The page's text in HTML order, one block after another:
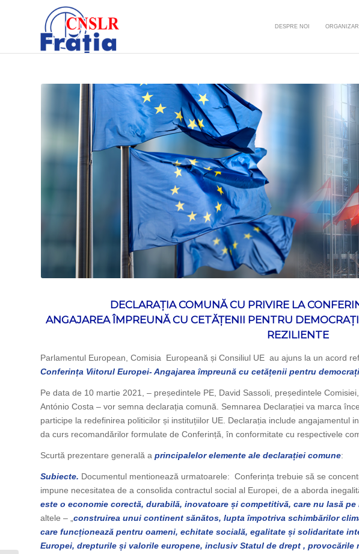
DESPRE NOI
DECLARAȚIA COMUNĂ CU PRIVIRE LA
ANGAJAREA ÎMPREUNĂ CU CETĂȚENII PENTRU
REZILIENTE
Parlamentul European, Comisia Europeană și Consiliul UE au ajuns la un acord
Conferința Viitorul Europei- Angajarea împreună cu cetățenii pentru
Pe data de 10 martie 2021, – președintele PE, David Sassoli, președintele
António Costa – vor semna declarația comună. Semnarea Declarației va marca
participe la redefinirea politicilor și instituțiilor UE. Declarația include angajamentul
da curs recomandărilor formulate de Conferință, în conformitate cu respectivele
Scurtă prezentare generală a principalelor elemente ale declarației comune:
Subiecte. Documentul mentionează urmatoarele: Conferința trebuie să se
impune necesitatea de a consolida contractul social al Europei, de a aborda
este o economie corectă, durabilă, inovatoare și competitivă, care nu lasă pe
altele – „ construirea unui continent sănătos, lupta împotriva schimbărilor
care funcționează pentru oameni, echitate socială, egalitate și solidaritate
Europei, drepturile și valorile europene, inclusiv Statul de drept , provocările